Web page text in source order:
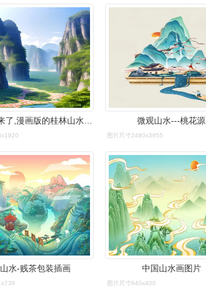
微观山水---桃花源
图片尺寸2480x3855
水-贱茶包装插画 中国山水画图片
图片尺寸640x400